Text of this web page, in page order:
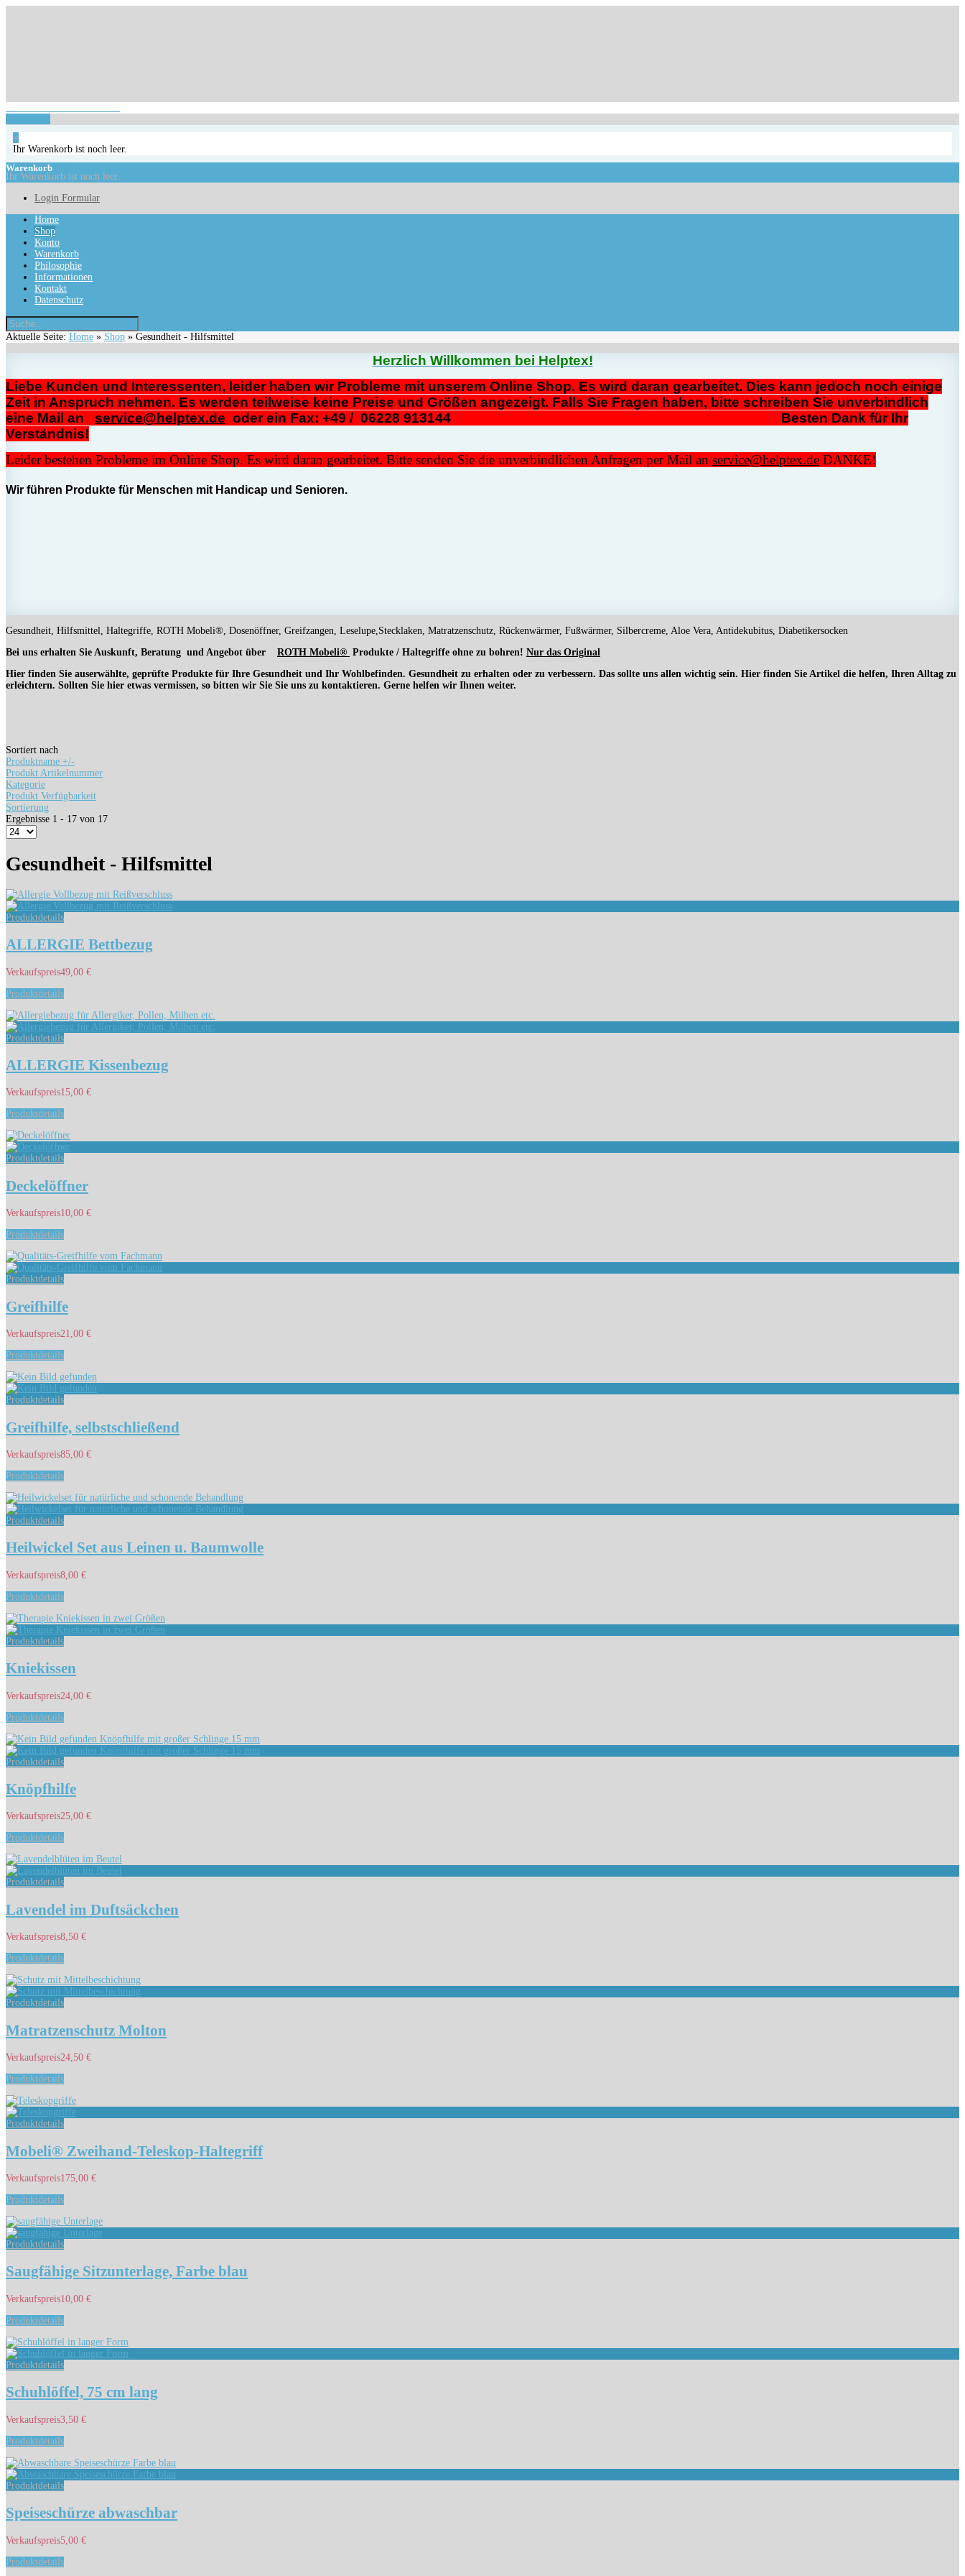
Login Formular
×
Ihr Warenkorb ist noch leer.
Warenkorb
Ihr Warenkorb ist noch leer.
Login Formular
Home
Shop
Konto
Warenkorb
Philosophie
Informationen
Kontakt
Datenschutz
Aktuelle Seite: Home » Shop » Gesundheit - Hilfsmittel
Herzlich Willkommen bei Helptex!
Liebe Kunden und Interessenten, leider haben wir Probleme mit unserem Online Shop. Es wird daran gearbeitet. Dies kann jedoch noch einige
Zeit in Anspruch nehmen. Es werden teilweise keine Preise und Größen angezeigt. Falls Sie Fragen haben, bitte schreiben Sie unverbindlich
eine Mail an service@helptex.de oder ein Fax: +49 / 06228 913144 Besten Dank für Ihr
Verständnis!
Leider bestehen Probleme im Online Shop. Es wird daran gearbeitet. Bitte senden Sie die unverbindlichen Anfragen per Mail an service@helptex.de DANKE!
Wir führen Produkte für Menschen mit Handicap und Senioren.
Gesundheit, Hilfsmittel, Haltegriffe, ROTH Mobeli®, Dosenöffner, Greifzangen, Leselupe,Stecklaken, Matratzenschutz, Rückenwärmer, Fußwärmer, Silbercreme, Aloe Vera, Antidekubitus, Diabetikersocken
Bei uns erhalten Sie Auskunft, Beratung und Angebot über ROTH Mobeli® Produkte / Haltegriffe ohne zu bohren! Nur das Original
Hier finden Sie auserwählte, geprüfte Produkte für Ihre Gesundheit und Ihr Wohlbefinden. Gesundheit zu erhalten oder zu verbessern. Das sollte uns allen wichtig sein. Hier finden Sie Artikel die helfen, Ihren Alltag zu
erleichtern. Sollten Sie hier etwas vermissen, so bitten wir Sie Sie uns zu kontaktieren. Gerne helfen wir Ihnen weiter.
Sortiert nach
Produktname +/-
Produkt Artikelnummer
Kategorie
Produkt Verfügbarkeit
Sortierung
Ergebnisse 1 - 17 von 17
Gesundheit - Hilfsmittel
Produktdetails
ALLERGIE Bettbezug
Verkaufspreis49,00 €
Produktdetails
Produktdetails
ALLERGIE Kissenbezug
Verkaufspreis15,00 €
Produktdetails
Produktdetails
Deckelöffner
Verkaufspreis10,00 €
Produktdetails
Produktdetails
Greifhilfe
Verkaufspreis21,00 €
Produktdetails
Produktdetails
Greifhilfe, selbstschließend
Verkaufspreis85,00 €
Produktdetails
Produktdetails
Heilwickel Set aus Leinen u. Baumwolle
Verkaufspreis8,00 €
Produktdetails
Produktdetails
Kniekissen
Verkaufspreis24,00 €
Produktdetails
Produktdetails
Knöpfhilfe
Verkaufspreis25,00 €
Produktdetails
Produktdetails
Lavendel im Duftsäckchen
Verkaufspreis8,50 €
Produktdetails
Produktdetails
Matratzenschutz Molton
Verkaufspreis24,50 €
Produktdetails
Produktdetails
Mobeli® Zweihand-Teleskop-Haltegriff
Verkaufspreis175,00 €
Produktdetails
Produktdetails
Saugfähige Sitzunterlage, Farbe blau
Verkaufspreis10,00 €
Produktdetails
Produktdetails
Schuhlöffel, 75 cm lang
Verkaufspreis3,50 €
Produktdetails
Produktdetails
Speiseschürze abwaschbar
Verkaufspreis5,00 €
Produktdetails